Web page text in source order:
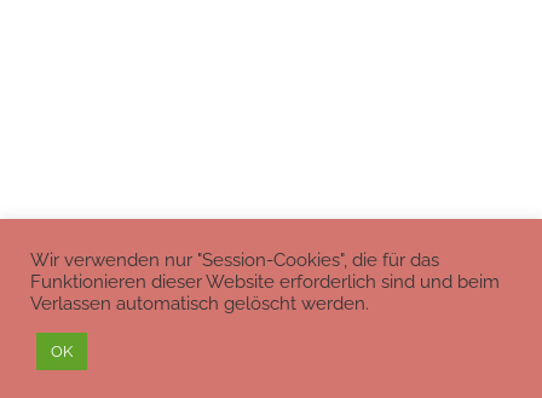
Impressum Datenschutz
Wir verwenden nur "Session-Cookies", die für das
Funktionieren dieser Website erforderlich sind und beim
Verlassen automatisch gelöscht werden.
OK